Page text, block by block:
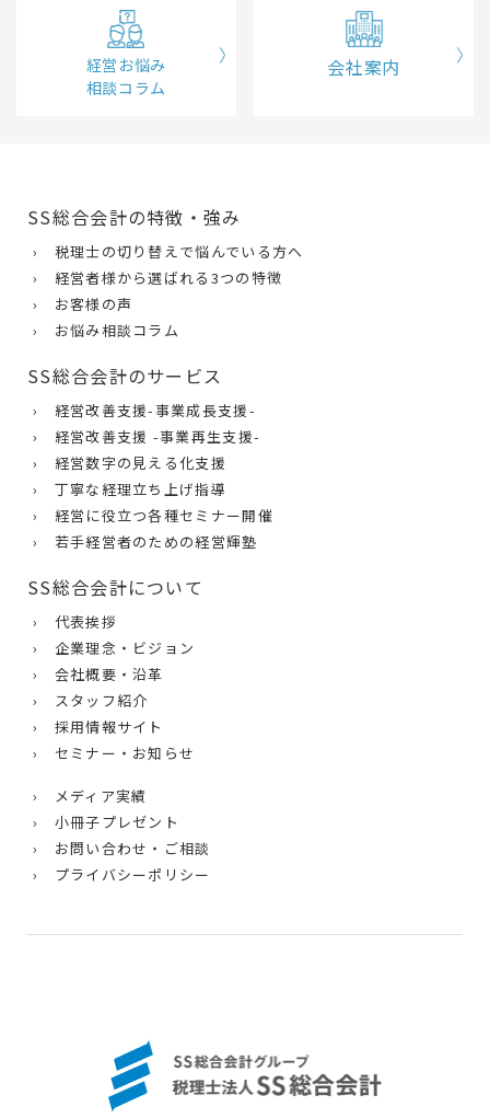
経営お悩み
相談コラム
会社案内
SS総合会計の特徴・強み
› 税理士の切り替えで悩んでいる方へ
› 経営者様から選ばれる3つの特徴
› お客様の声
› お悩み相談コラム
SS総合会計のサービス
› 経営改善支援-事業成長支援-
› 経営改善支援 -事業再生支援-
› 経営数字の見える化支援
› 丁寧な経理立ち上げ指導
› 経営に役立つ各種セミナー開催
› 若手経営者のための経営輝塾
SS総合会計について
› 代表挨拶
› 企業理念・ビジョン
› 会社概要・沿革
› スタッフ紹介
› 採用情報サイト
› セミナー・お知らせ
› メディア実績
› 小冊子プレゼント
› お問い合わせ・ご相談
› プライバシーポリシー